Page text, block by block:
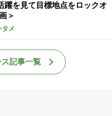
躍を見て目標地点をロックオ
＞
タメ
記事一覧